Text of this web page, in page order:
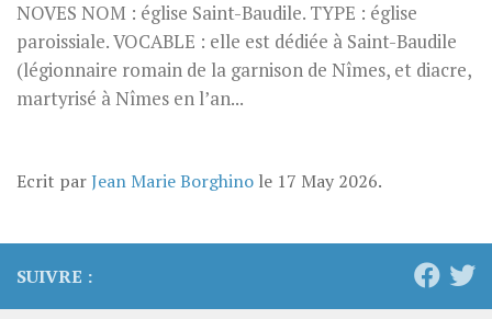
NOVES NOM : église Saint-Baudile. TYPE : église
paroissiale. VOCABLE : elle est dédiée à Saint-Baudile
(légionnaire romain de la garnison de Nîmes, et diacre,
martyrisé à Nîmes en l’an...
Ecrit parJean Marie Borghino le 17 May 2026.
SUIVRE :